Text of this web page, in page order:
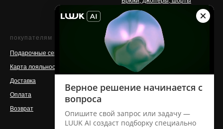
Аксессуары
покупателям
Подарочные сертификаты
Карта лояльности
Доставка
Оплата
Возврат
о бренде
Контакты
Команда